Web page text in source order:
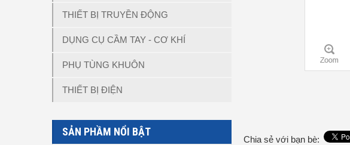
THIẾT BỊ TRUYỀN ĐỘNG
DỤNG CỤ CẦM TAY - CƠ KHÍ
PHỤ TÙNG KHUÔN
THIẾT BỊ ĐIỆN
SẢN PHẦM NỔI BẬT
Chia sẻ với bạn bè: